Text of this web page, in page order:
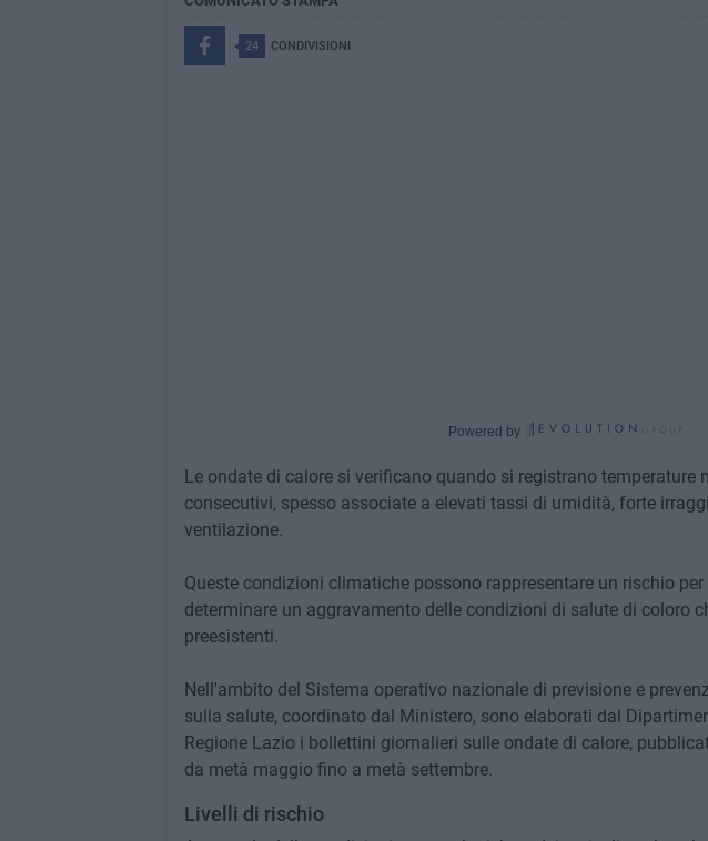
24 CONDIVISIONI
Powered by
Le ondate di calore si verificano quando si registrano temperature
consecutivi, spesso associate a elevati tassi di umidità, forte
ventilazione.
Queste condizioni climatiche possono rappresentare un rischio
determinare un aggravamento delle condizioni di salute di coloro
preesistenti.
Nell'ambito del Sistema operativo nazionale di previsione e
sulla salute, coordinato dal Ministero, sono elaborati dal
Regione Lazio i bollettini giornalieri sulle ondate di calore,
da metà maggio fino a metà settembre.
Livelli di rischio